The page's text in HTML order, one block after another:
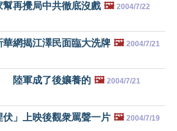
再攪局中共徹底沒戲 🖼️ 2004/7/22
網揭江澤民面臨大洗牌 🖼️ 2004/7/21
陸軍成了後孃養的 🖼️ 2004/7/21
」上映後觀衆罵聲一片 🖼️ 2004/7/19